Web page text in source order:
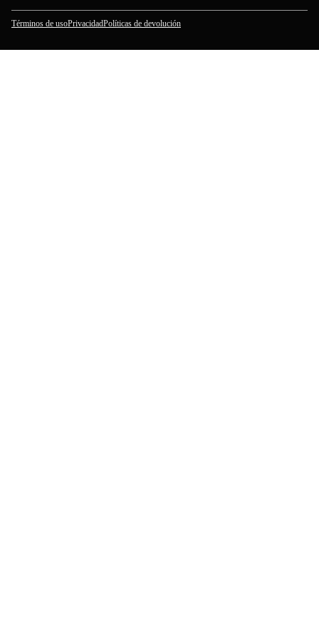
Términos de usoPrivacidadPolíticas de devolución